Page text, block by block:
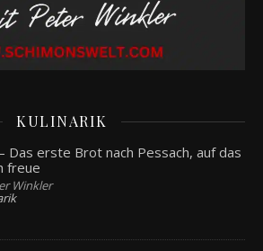
KULINARIK
Das erste Brot nach Pessach, auf das
freue
Winkler